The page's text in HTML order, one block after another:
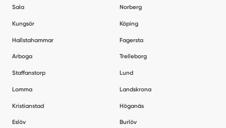
Sala Norberg
Kungsör Köping
Hallstahammar Fagersta
Arboga Trelleborg
Staffanstorp Lund
Lomma Landskrona
Kristianstad Höganäs
Eslöv Burlöv